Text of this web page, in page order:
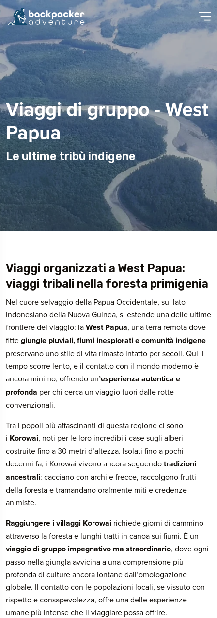
Viaggi di gruppo - West
Papua
Le ultime tribù indigene
Viaggi organizzati a West Papua:
viaggi tribali nella foresta primigenia
Nel cuore selvaggio della Papua Occidentale, sul lato
indonesiano della Nuova Guinea, si estende una delle ultime
frontiere del viaggio: laWest Papua, una terra remota dove
fittegiungle pluviali, fiumi inesplorati e comunità indigene
preservano uno stile di vita rimasto intatto per secoli. Qui il
tempo scorre lento, e il contatto con il mondo moderno è
ancora minimo, offrendo un’esperienza autentica e
profonda per chi cerca un viaggio fuori dalle rotte
convenzionali.
Tra i popoli più affascinanti di questa regione ci sono
i Korowai, noti per le loro incredibili case sugli alberi
costruite fino a 30 metri d’altezza. Isolati fino a pochi
decenni fa, i Korowai vivono ancora seguendotradizioni
ancestrali: cacciano con archi e frecce, raccolgono frutti
della foresta e tramandano oralmente miti e credenze
animiste.
Raggiungere i villaggi Korowai richiede giorni di cammino
attraverso la foresta e lunghi tratti in canoa sui fiumi. È un
viaggio di gruppo impegnativo ma straordinario, dove ogni
passo nella giungla avvicina a una comprensione più
profonda di culture ancora lontane dall’omologazione
globale. Il contatto con le popolazioni locali, se vissuto con
rispetto e consapevolezza, offre una delle esperienze
umane più intense che il viaggiare possa offrire.